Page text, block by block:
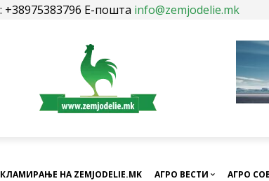
+38975383796 Е-пошта info@zemjodelie.mk
НА ZEMJODELIE.MK АГРО ВЕСТИ АГРО